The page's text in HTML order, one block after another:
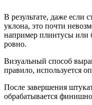
В результате, даже если
уклона, это почти
например плинтусы или
ровно.
Визуальный способ
правило, используется
После завершения
обрабатывается